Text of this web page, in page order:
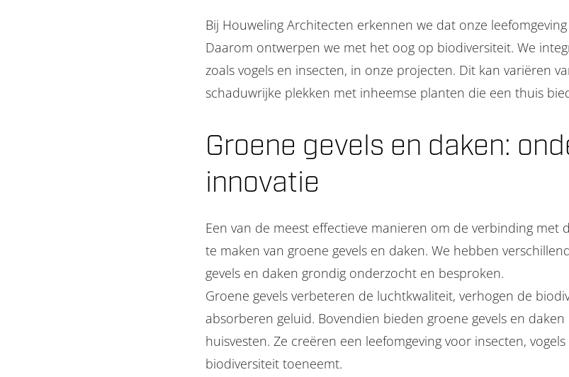
Bij Houweling Architecten erkennen we dat onze
Daarom ontwerpen we met het oog op biodiversiteit. We
zoals vogels en insecten, in onze projecten. Dit kan variëren
schaduwrijke plekken met inheemse planten die een thuis
Groene gevels en daken:
innovatie
Een van de meest effectieve manieren om de verbinding
te maken van groene gevels en daken. We hebben
gevels en daken grondig onderzocht en besproken.
Groene gevels verbeteren de luchtkwaliteit, verhogen de
absorberen geluid. Bovendien bieden groene gevels en
huisvesten. Ze creëren een leefomgeving voor insecten,
biodiversiteit toeneemt.